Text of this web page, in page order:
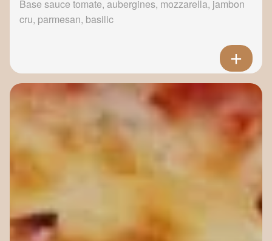
Base sauce tomate, aubergines, mozzarella, jambon
cru, parmesan, basilic